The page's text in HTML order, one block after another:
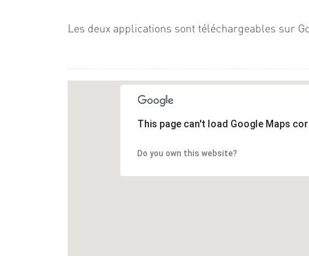
Les deux applications sont téléchargeables sur
This page can't load Google Maps
Do you own this website?